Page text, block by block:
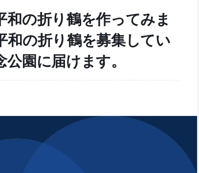
の折り鶴を作ってみま
和の折り鶴を募集してい
園に届けます。